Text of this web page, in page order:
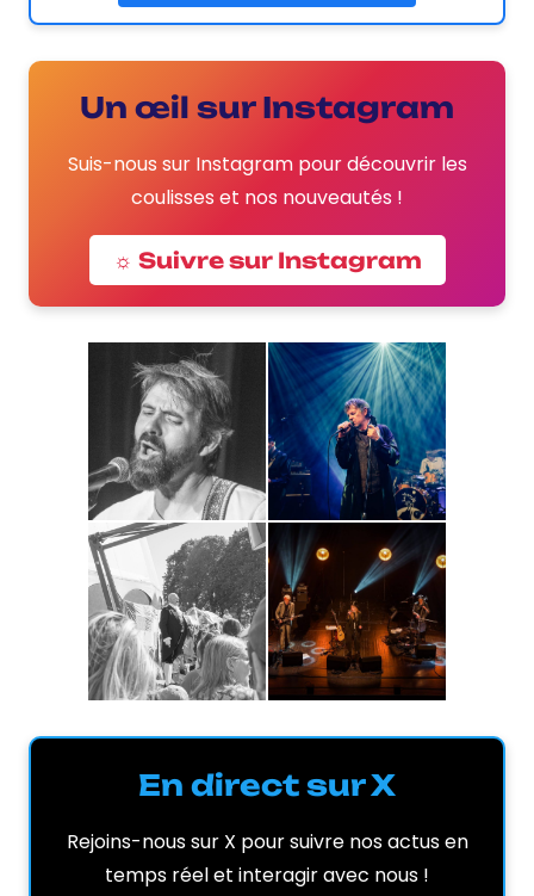
Un œil sur Instagram
Suis-nous sur Instagram pour découvrir les
coulisses et nos nouveautés !
☼ Suivre sur Instagram
En direct sur X
Rejoins-nous sur X pour suivre nos actus en
temps réel et interagir avec nous !